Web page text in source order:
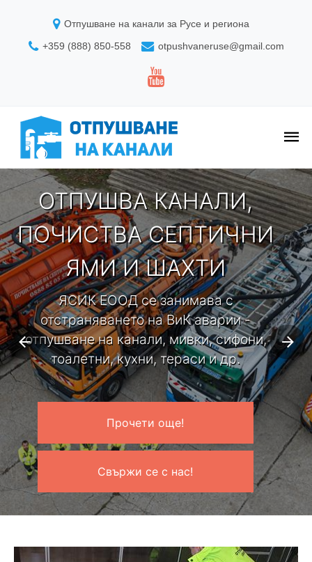
Отпушване на канали за Русе и региона
+359 (888) 850-558
otpushvaneruse@gmail.com
ОТПУШВА КАНАЛИ,
ПОЧИСТВА СЕПТИЧНИ
ЯМИ И ШАХТИ
ЯСИК ЕООД се занимава с
отстраняването на ВиК аварии -
отпушване на канали, мивки, сифони,
тоалетни, кухни, тераси и др.
Прочети още!
Свържи се с нас!